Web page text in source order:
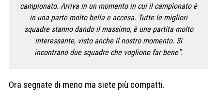
campionato. Arriva in un momento in cui il campionato è
in una parte molto bella e accesa. Tutte le migliori
squadre stanno dando il massimo, è una partita molto
interessante, visto anche il nostro momento. Si
incontrano due squadre che vogliono far bene”.
Ora segnate di meno ma siete più compatti.